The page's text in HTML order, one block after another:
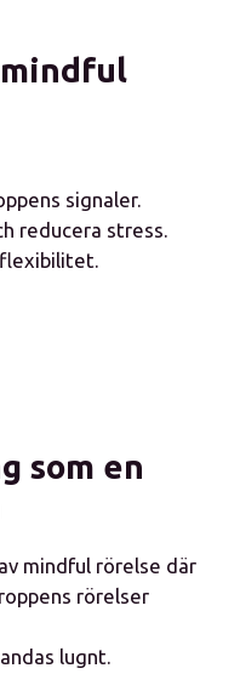
signaler.
reducera stress.
som en
mindful rörelse där
rörelser
lugnt.